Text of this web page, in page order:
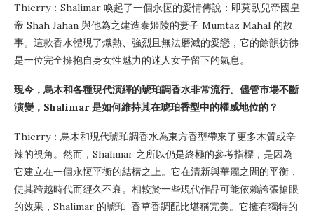
Thierry：Shalimar 喚起了一個永恆的愛情傳說：即莫臥兒帝國皇
帝 Shah Jahan 與他為之建造泰姬陵的妻子 Mumtaz Mahal 的故
事。這款香水體現了熾熱、強烈且無法磨滅的愛戀，它的餘韻彷彿
是一位完全擁抱自身女性魅力的迷人女子留下的氣息。
現今，烏木和各種現代演繹的琥珀調香水非常流行。儘管市場不斷
演變，Shalimar 是如何維持其在琥珀香型中的權威地位的？
Thierry：烏木和現代琥珀調香水為東方香型帶來了更多木質或辛
辣的視角。然而，Shalimar 之所以仍是終極的參考指標，是因為
它建立在一個永恆平衡的結構之上。它在清新與華麗之間的平衡，
使其跨越時代而經久不衰。相較於一些現代作品可能依賴誇張搶眼
的效果，Shalimar 的琥珀-香草香調配比堪稱完美。它擁有獨特的